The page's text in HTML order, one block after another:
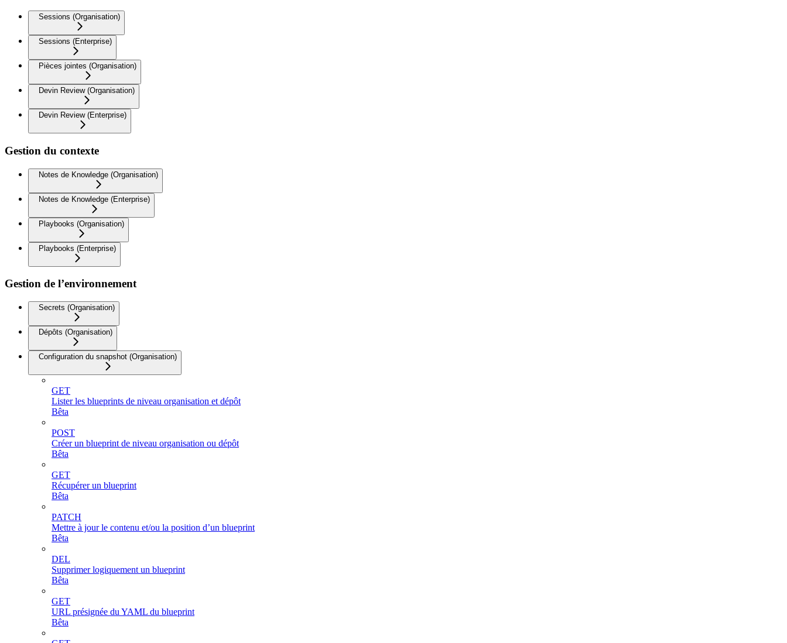
Sessions (Organisation)
Sessions (Enterprise)
Pièces jointes (Organisation)
Devin Review (Organisation)
Devin Review (Enterprise)
Gestion du contexte
Notes de Knowledge (Organisation)
Notes de Knowledge (Enterprise)
Playbooks (Organisation)
Playbooks (Enterprise)
Gestion de l’environnement
Secrets (Organisation)
Dépôts (Organisation)
Configuration du snapshot (Organisation)
GET
Lister les blueprints de niveau organisation et dépôt
Bêta
POST
Créer un blueprint de niveau organisation ou dépôt
Bêta
GET
Récupérer un blueprint
Bêta
PATCH
Mettre à jour le contenu et/ou la position d’un blueprint
Bêta
DEL
Supprimer logiquement un blueprint
Bêta
GET
URL présignée du YAML du blueprint
Bêta